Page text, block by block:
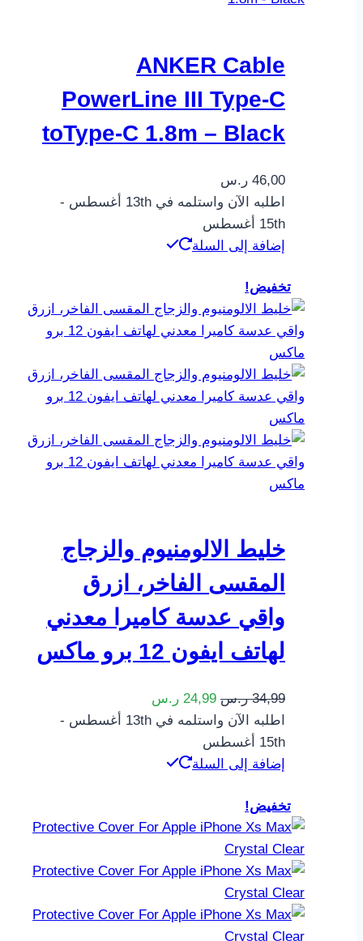
ANKER Cable
PowerLine III Type-C
toType-C 1.8m – Black
46,00 ر.س
اطلبه الآن واستلمه في 13th أغسطس -
15th أغسطس
إضافة إلى السلة
تخفيض!
خليط الالومنيوم والزجاج
المقسى الفاخر، ازرق
واقي عدسة كاميرا معدني
لهاتف ايفون 12 برو ماكس
34,99 ر.س 24,99 ر.س
اطلبه الآن واستلمه في 13th أغسطس -
15th أغسطس
إضافة إلى السلة
تخفيض!